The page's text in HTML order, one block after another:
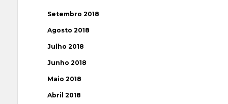
Setembro 2018
Agosto 2018
Julho 2018
Junho 2018
Maio 2018
Abril 2018